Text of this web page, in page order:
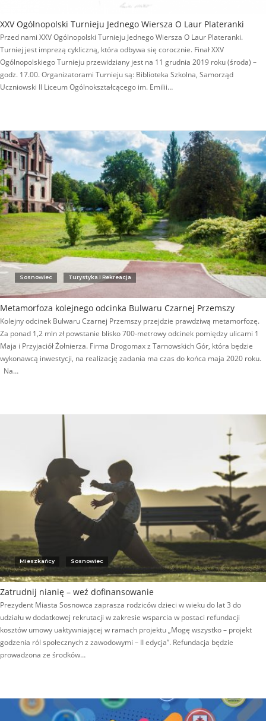
XXV Ogólnopolski Turnieju Jednego Wiersza O Laur Plateranki
Przed nami XXV Ogólnopolski Turnieju Jednego Wiersza O Laur Plateranki.
Turniej jest imprezą cykliczną, która odbywa się corocznie. Finał XXV
Ogólnopolskiego Turnieju przewidziany jest na 11 grudnia 2019 roku (środa) –
godz. 17.00. Organizatorami Turnieju są: Biblioteka Szkolna, Samorząd
Uczniowski II Liceum Ogólnokształcącego im. Emilii…
Sosnowiec Turystyka i Rekreacja
Metamorfoza kolejnego odcinka Bulwaru Czarnej Przemszy
Kolejny odcinek Bulwaru Czarnej Przemszy przejdzie prawdziwą metamorfozę.
Za ponad 1,2 mln zł powstanie blisko 700-metrowy odcinek pomiędzy ulicami 1
Maja i Przyjaciół Żołnierza. Firma Drogomax z Tarnowskich Gór, która będzie
wykonawcą inwestycji, na realizację zadania ma czas do końca maja 2020 roku.
Na…
Mieszkańcy Sosnowiec
Zatrudnij nianię – weź dofinansowanie
Prezydent Miasta Sosnowca zaprasza rodziców dzieci w wieku do lat 3 do
udziału w dodatkowej rekrutacji w zakresie wsparcia w postaci refundacji
kosztów umowy uaktywniającej w ramach projektu „Mogę wszystko – projekt
godzenia ról społecznych z zawodowymi – II edycja”. Refundacja będzie
prowadzona ze środków…